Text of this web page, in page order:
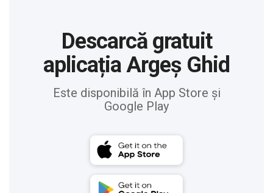
Descarcă gratuit
aplicația Argeș Ghid
Este disponibilă în App Store și
Google Play